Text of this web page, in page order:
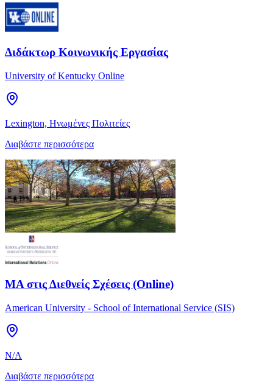
Διδάκτωρ Κοινωνικής Εργασίας
University of Kentucky Online
Lexington, Ηνωμένες Πολιτείες
Διαβάστε περισσότερα
MA στις Διεθνείς Σχέσεις (Online)
American University - School of International Service (SIS)
N/A
Διαβάστε περισσότερα